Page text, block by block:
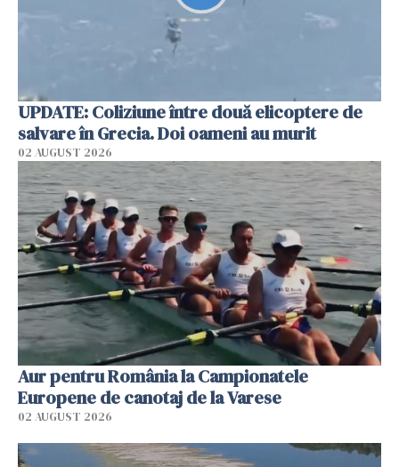
UPDATE: Coliziune între două elicoptere de
salvare în Grecia. Doi oameni au murit
02 AUGUST 2026
Aur pentru România la Campionatele
Europene de canotaj de la Varese
02 AUGUST 2026